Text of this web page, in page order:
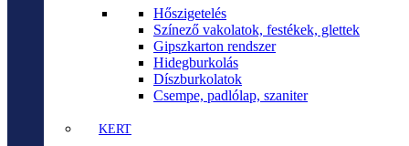
Hőszigetelés
Színező vakolatok, festékek, glettek
Gipszkarton rendszer
Hidegburkolás
Díszburkolatok
Csempe, padlólap, szaniter
KERT